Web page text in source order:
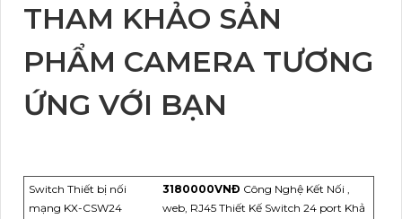
THAM KHẢO SẢN
PHẨM CAMERA TƯƠNG
ỨNG VỚI BẠN
Switch Thiết bị nối
mạng KX-CSW24
3180000VNÐ Công Nghệ Kết Nối ,
web, RJ45 Thiết Kế Switch 24 port Khả